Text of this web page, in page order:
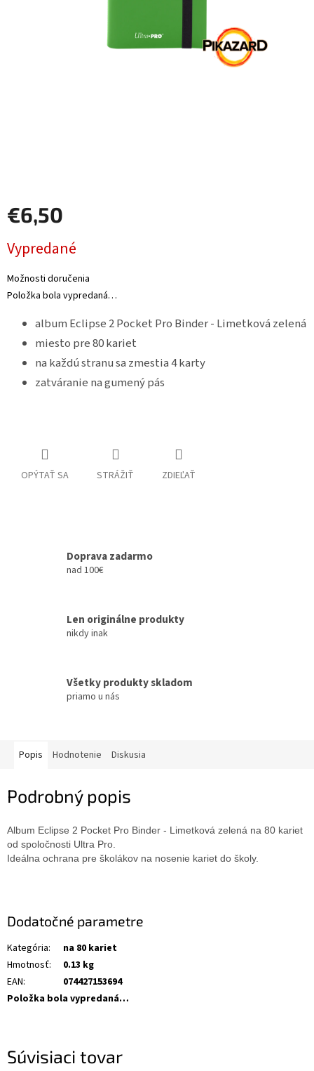
EUR
/
Prihlásenie
€6,50
cena:
Vypredané
Možnosti doručenia
Položka bola vypredaná…
album Eclipse 2 Pocket Pro Binder - Limetková zelená
miesto pre 80 kariet
na každú stranu sa zmestia 4 karty
zatváranie na gumený pás
OPÝTAŤ SA STRÁŽIŤ ZDIEĽAŤ
Doprava zadarmo
nad 100€
Len originálne produkty
nikdy inak
Všetky produkty skladom
priamo u nás
Súvisiaci tovar
Popis Hodnotenie Diskusia
Podrobný popis
Album Eclipse 2 Pocket Pro Binder - Limetková zelená na 80 kariet
od spoločnosti Ultra Pro.
Ideálna ochrana pre školákov na nosenie kariet do školy.
Dodatočné parametre
Kategória:
na 80 kariet
Hmotnosť:
0.13 kg
EAN:
074427153694
Položka bola vypredaná…